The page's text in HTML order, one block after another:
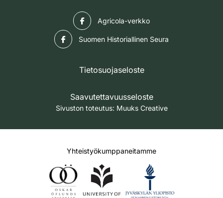
Agricola-verkko
Suomen Historiallinen Seura
Tietosuojaseloste
Saavutettavuusseloste
Sivuston toteutus: Muuks Creative
Yhteistyökumppaneitamme